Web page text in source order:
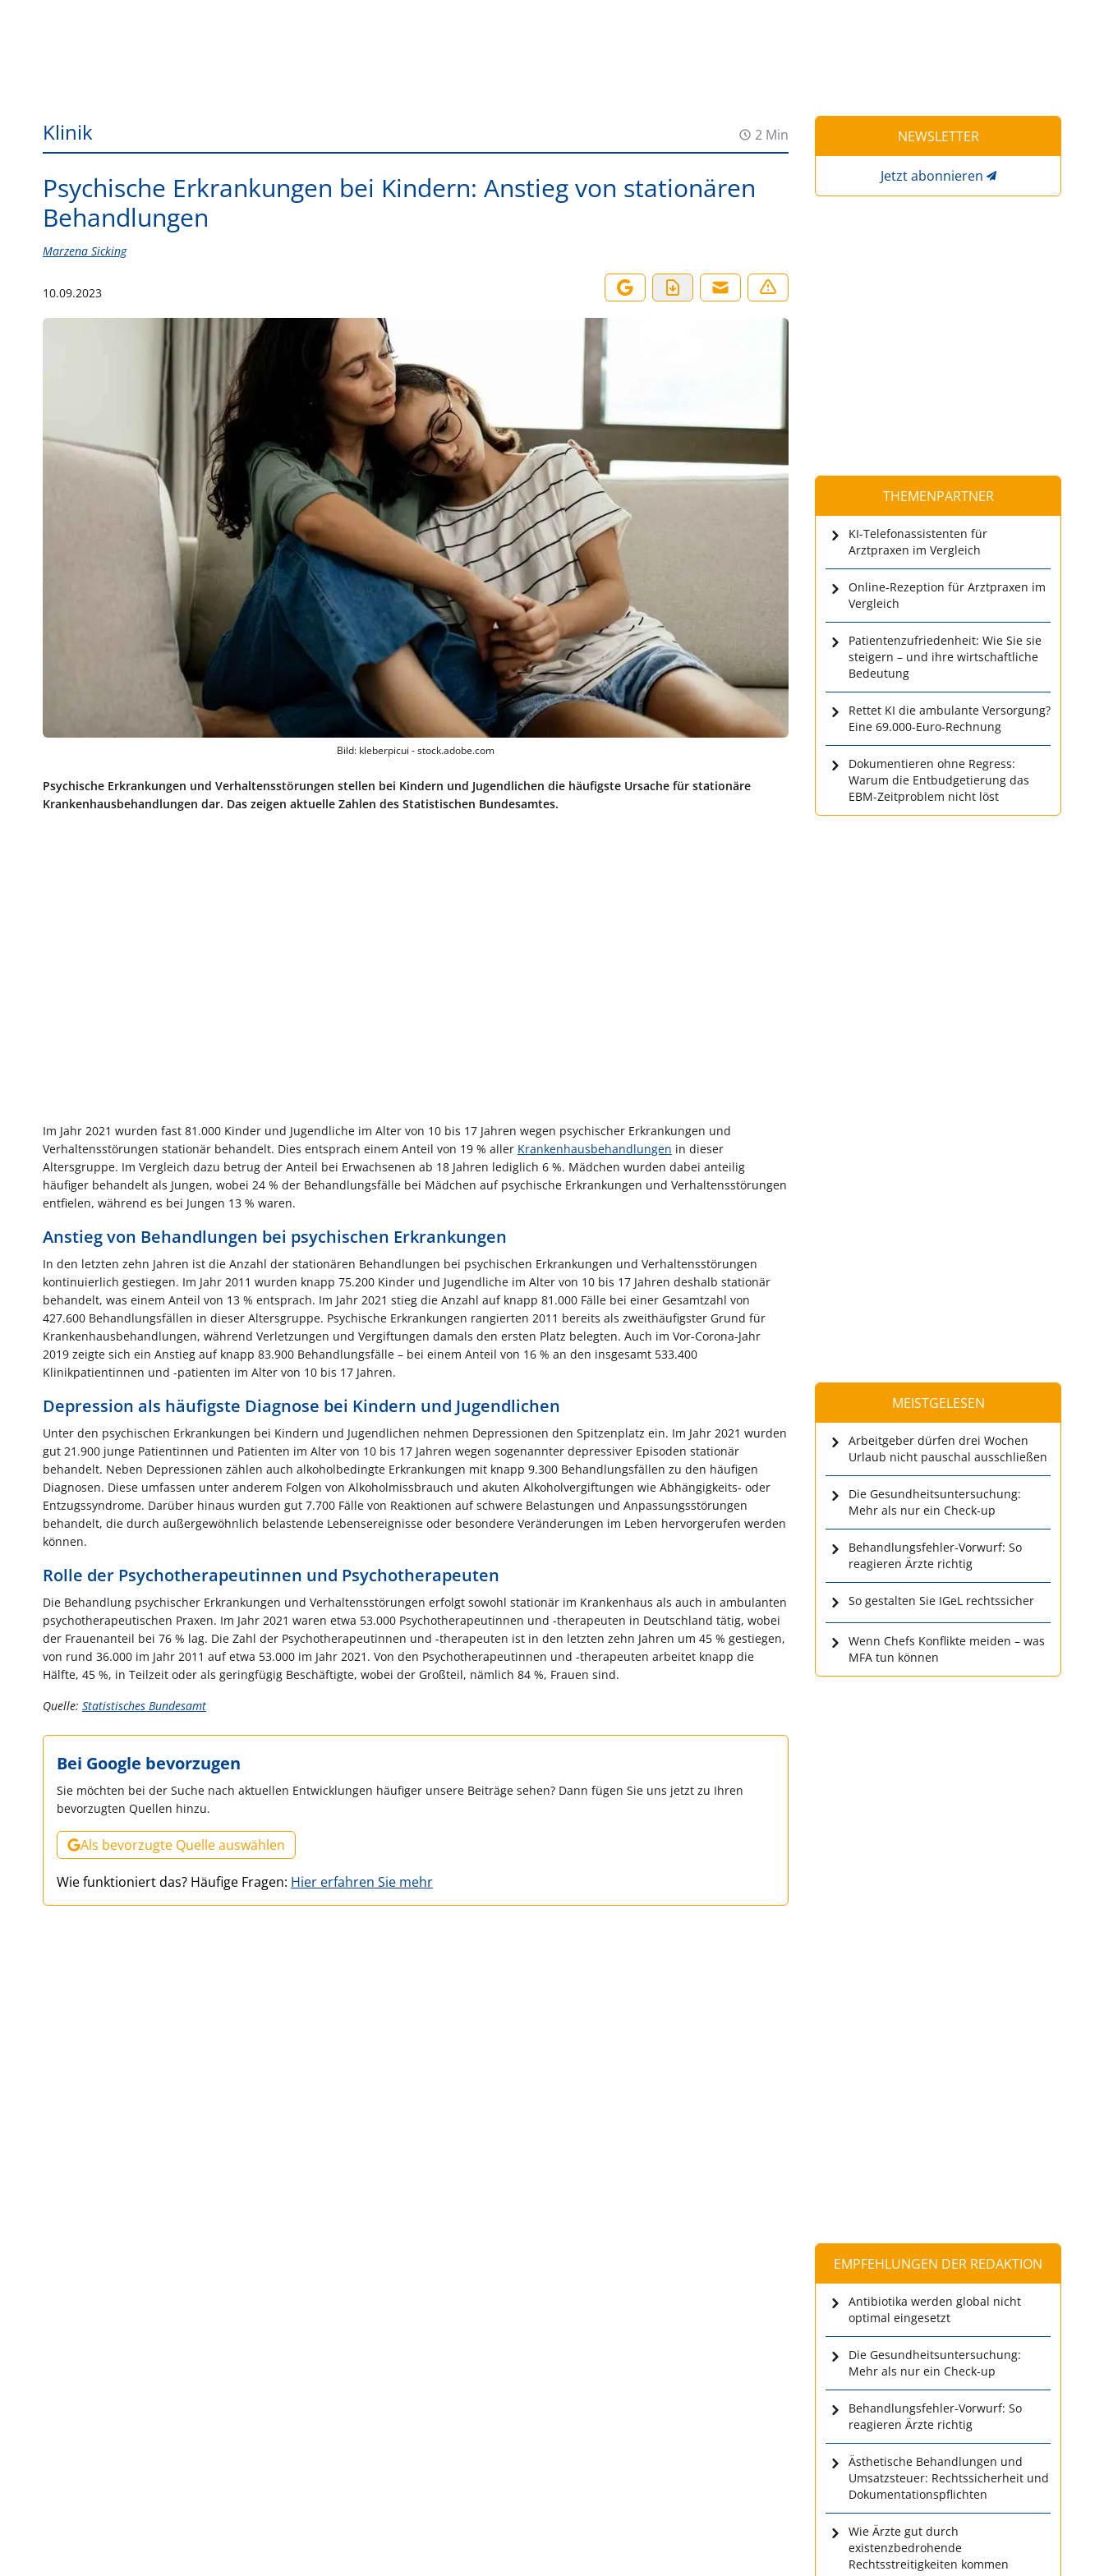
Klinik 2 Min
Psychische Erkrankungen bei Kindern: Anstieg von stationären
Behandlungen
Marzena Sicking
10.09.2023
Bild: kleberpicui - stock.adobe.com
Psychische Erkrankungen und Verhaltensstörungen stellen bei Kindern und Jugendlichen die häufigste Ursache für stationäre
Krankenhausbehandlungen dar. Das zeigen aktuelle Zahlen des Statistischen Bundesamtes.
Im Jahr 2021 wurden fast 81.000 Kinder und Jugendliche im Alter von 10 bis 17 Jahren wegen psychischer Erkrankungen und
Verhaltensstörungen stationär behandelt. Dies entsprach einem Anteil von 19 % aller Krankenhausbehandlungen in dieser
Altersgruppe. Im Vergleich dazu betrug der Anteil bei Erwachsenen ab 18 Jahren lediglich 6 %. Mädchen wurden dabei anteilig
häufiger behandelt als Jungen, wobei 24 % der Behandlungsfälle bei Mädchen auf psychische Erkrankungen und Verhaltensstörungen
entfielen, während es bei Jungen 13 % waren.
Anstieg von Behandlungen bei psychischen Erkrankungen
In den letzten zehn Jahren ist die Anzahl der stationären Behandlungen bei psychischen Erkrankungen und Verhaltensstörungen
kontinuierlich gestiegen. Im Jahr 2011 wurden knapp 75.200 Kinder und Jugendliche im Alter von 10 bis 17 Jahren deshalb stationär
behandelt, was einem Anteil von 13 % entsprach. Im Jahr 2021 stieg die Anzahl auf knapp 81.000 Fälle bei einer Gesamtzahl von
427.600 Behandlungsfällen in dieser Altersgruppe. Psychische Erkrankungen rangierten 2011 bereits als zweithäufigster Grund für
Krankenhausbehandlungen, während Verletzungen und Vergiftungen damals den ersten Platz belegten. Auch im Vor-Corona-Jahr
2019 zeigte sich ein Anstieg auf knapp 83.900 Behandlungsfälle – bei einem Anteil von 16 % an den insgesamt 533.400
Klinikpatientinnen und -patienten im Alter von 10 bis 17 Jahren.
Depression als häufigste Diagnose bei Kindern und Jugendlichen
Unter den psychischen Erkrankungen bei Kindern und Jugendlichen nehmen Depressionen den Spitzenplatz ein. Im Jahr 2021 wurden
gut 21.900 junge Patientinnen und Patienten im Alter von 10 bis 17 Jahren wegen sogenannter depressiver Episoden stationär
behandelt. Neben Depressionen zählen auch alkoholbedingte Erkrankungen mit knapp 9.300 Behandlungsfällen zu den häufigen
Diagnosen. Diese umfassen unter anderem Folgen von Alkoholmissbrauch und akuten Alkoholvergiftungen wie Abhängigkeits- oder
Entzugssyndrome. Darüber hinaus wurden gut 7.700 Fälle von Reaktionen auf schwere Belastungen und Anpassungsstörungen
behandelt, die durch außergewöhnlich belastende Lebensereignisse oder besondere Veränderungen im Leben hervorgerufen werden
können.
Rolle der Psychotherapeutinnen und Psychotherapeuten
Die Behandlung psychischer Erkrankungen und Verhaltensstörungen erfolgt sowohl stationär im Krankenhaus als auch in ambulanten
psychotherapeutischen Praxen. Im Jahr 2021 waren etwa 53.000 Psychotherapeutinnen und -therapeuten in Deutschland tätig, wobei
der Frauenanteil bei 76 % lag. Die Zahl der Psychotherapeutinnen und -therapeuten ist in den letzten zehn Jahren um 45 % gestiegen,
von rund 36.000 im Jahr 2011 auf etwa 53.000 im Jahr 2021. Von den Psychotherapeutinnen und -therapeuten arbeitet knapp die
Hälfte, 45 %, in Teilzeit oder als geringfügig Beschäftigte, wobei der Großteil, nämlich 84 %, Frauen sind.
Quelle: Statistisches Bundesamt
Bei Google bevorzugen
Sie möchten bei der Suche nach aktuellen Entwicklungen häufiger unsere Beiträge sehen? Dann fügen Sie uns jetzt zu Ihren
bevorzugten Quellen hinzu.
Als bevorzugte Quelle auswählen
Wie funktioniert das? Häufige Fragen: Hier erfahren Sie mehr
NEWSLETTER
Jetzt abonnieren
THEMENPARTNER
KI-Telefonassistenten für
Arztpraxen im Vergleich
Online-Rezeption für Arztpraxen im
Vergleich
Patientenzufriedenheit: Wie Sie sie
steigern – und ihre wirtschaftliche
Bedeutung
Rettet KI die ambulante Versorgung?
Eine 69.000-Euro-Rechnung
Dokumentieren ohne Regress:
Warum die Entbudgetierung das
EBM-Zeitproblem nicht löst
MEISTGELESEN
Arbeitgeber dürfen drei Wochen
Urlaub nicht pauschal ausschließen
Die Gesundheitsuntersuchung:
Mehr als nur ein Check-up
Behandlungsfehler-Vorwurf: So
reagieren Ärzte richtig
So gestalten Sie IGeL rechtssicher
Wenn Chefs Konflikte meiden – was
MFA tun können
EMPFEHLUNGEN DER REDAKTION
Antibiotika werden global nicht
optimal eingesetzt
Die Gesundheitsuntersuchung:
Mehr als nur ein Check-up
Behandlungsfehler-Vorwurf: So
reagieren Ärzte richtig
Ästhetische Behandlungen und
Umsatzsteuer: Rechtssicherheit und
Dokumentationspflichten
Wie Ärzte gut durch
existenzbedrohende
Rechtsstreitigkeiten kommen